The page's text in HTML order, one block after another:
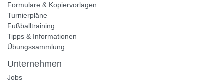
Formulare & Kopiervorlagen
Turnierpläne
Fußballtraining
Tipps & Informationen
Übungssammlung
Unternehmen
Jobs